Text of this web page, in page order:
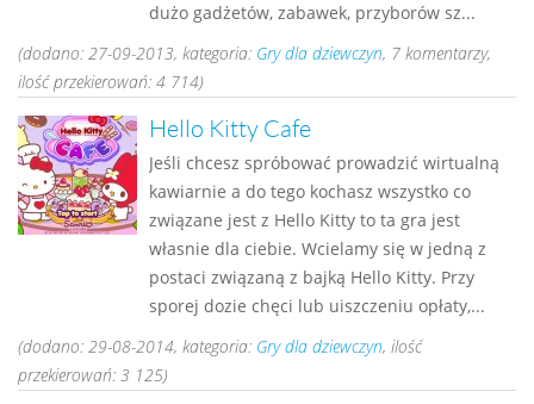
dużo gadżetów, zabawek, przyborów sz...
(dodano: 27-09-2013, kategoria: Gry dla dziewczyn, 7 komentarzy,
ilość przekierowań: 4 714)
Hello Kitty Cafe
Jeśli chcesz spróbować prowadzić wirtualną
kawiarnie a do tego kochasz wszystko co
związane jest z Hello Kitty to ta gra jest
własnie dla ciebie. Wcielamy się w jedną z
postaci związaną z bajką Hello Kitty. Przy
sporej dozie chęci lub uiszczeniu opłaty,...
(dodano: 29-08-2014, kategoria: Gry dla dziewczyn, ilość
przekierowań: 3 125)